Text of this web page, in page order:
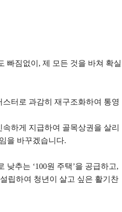
빠짐없이 , 제 모든 것을 바쳐 확실
터로 과감히 재구조화하여 통영
하게 지급하여 골목상권을 살리
을 바꾸겠습니다.
낮추는 ‘100원 주택’을 공급하고,
립하여 청년이 살고 싶은 활기찬